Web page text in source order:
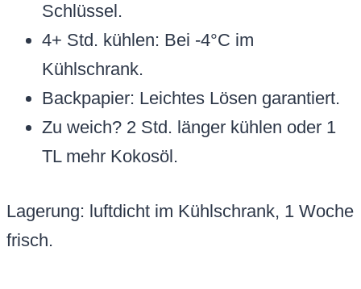
Schlüssel.
4+ Std. kühlen: Bei -4°C im
Kühlschrank.
Backpapier: Leichtes Lösen garantiert.
Zu weich? 2 Std. länger kühlen oder 1
TL mehr Kokosöl.
Lagerung: luftdicht im Kühlschrank, 1 Woche
frisch.